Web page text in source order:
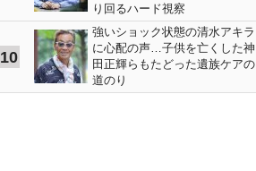
り回るハード視察
10
強いショック状態の清水アキラ
に心配の声…子供を亡くした神
田正輝らもたどった遺族ケアの
道のり